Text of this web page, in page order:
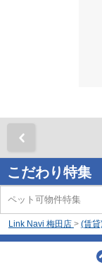
こだわり特集
ペット可物件特集
Link Navi 梅田店 > (賃